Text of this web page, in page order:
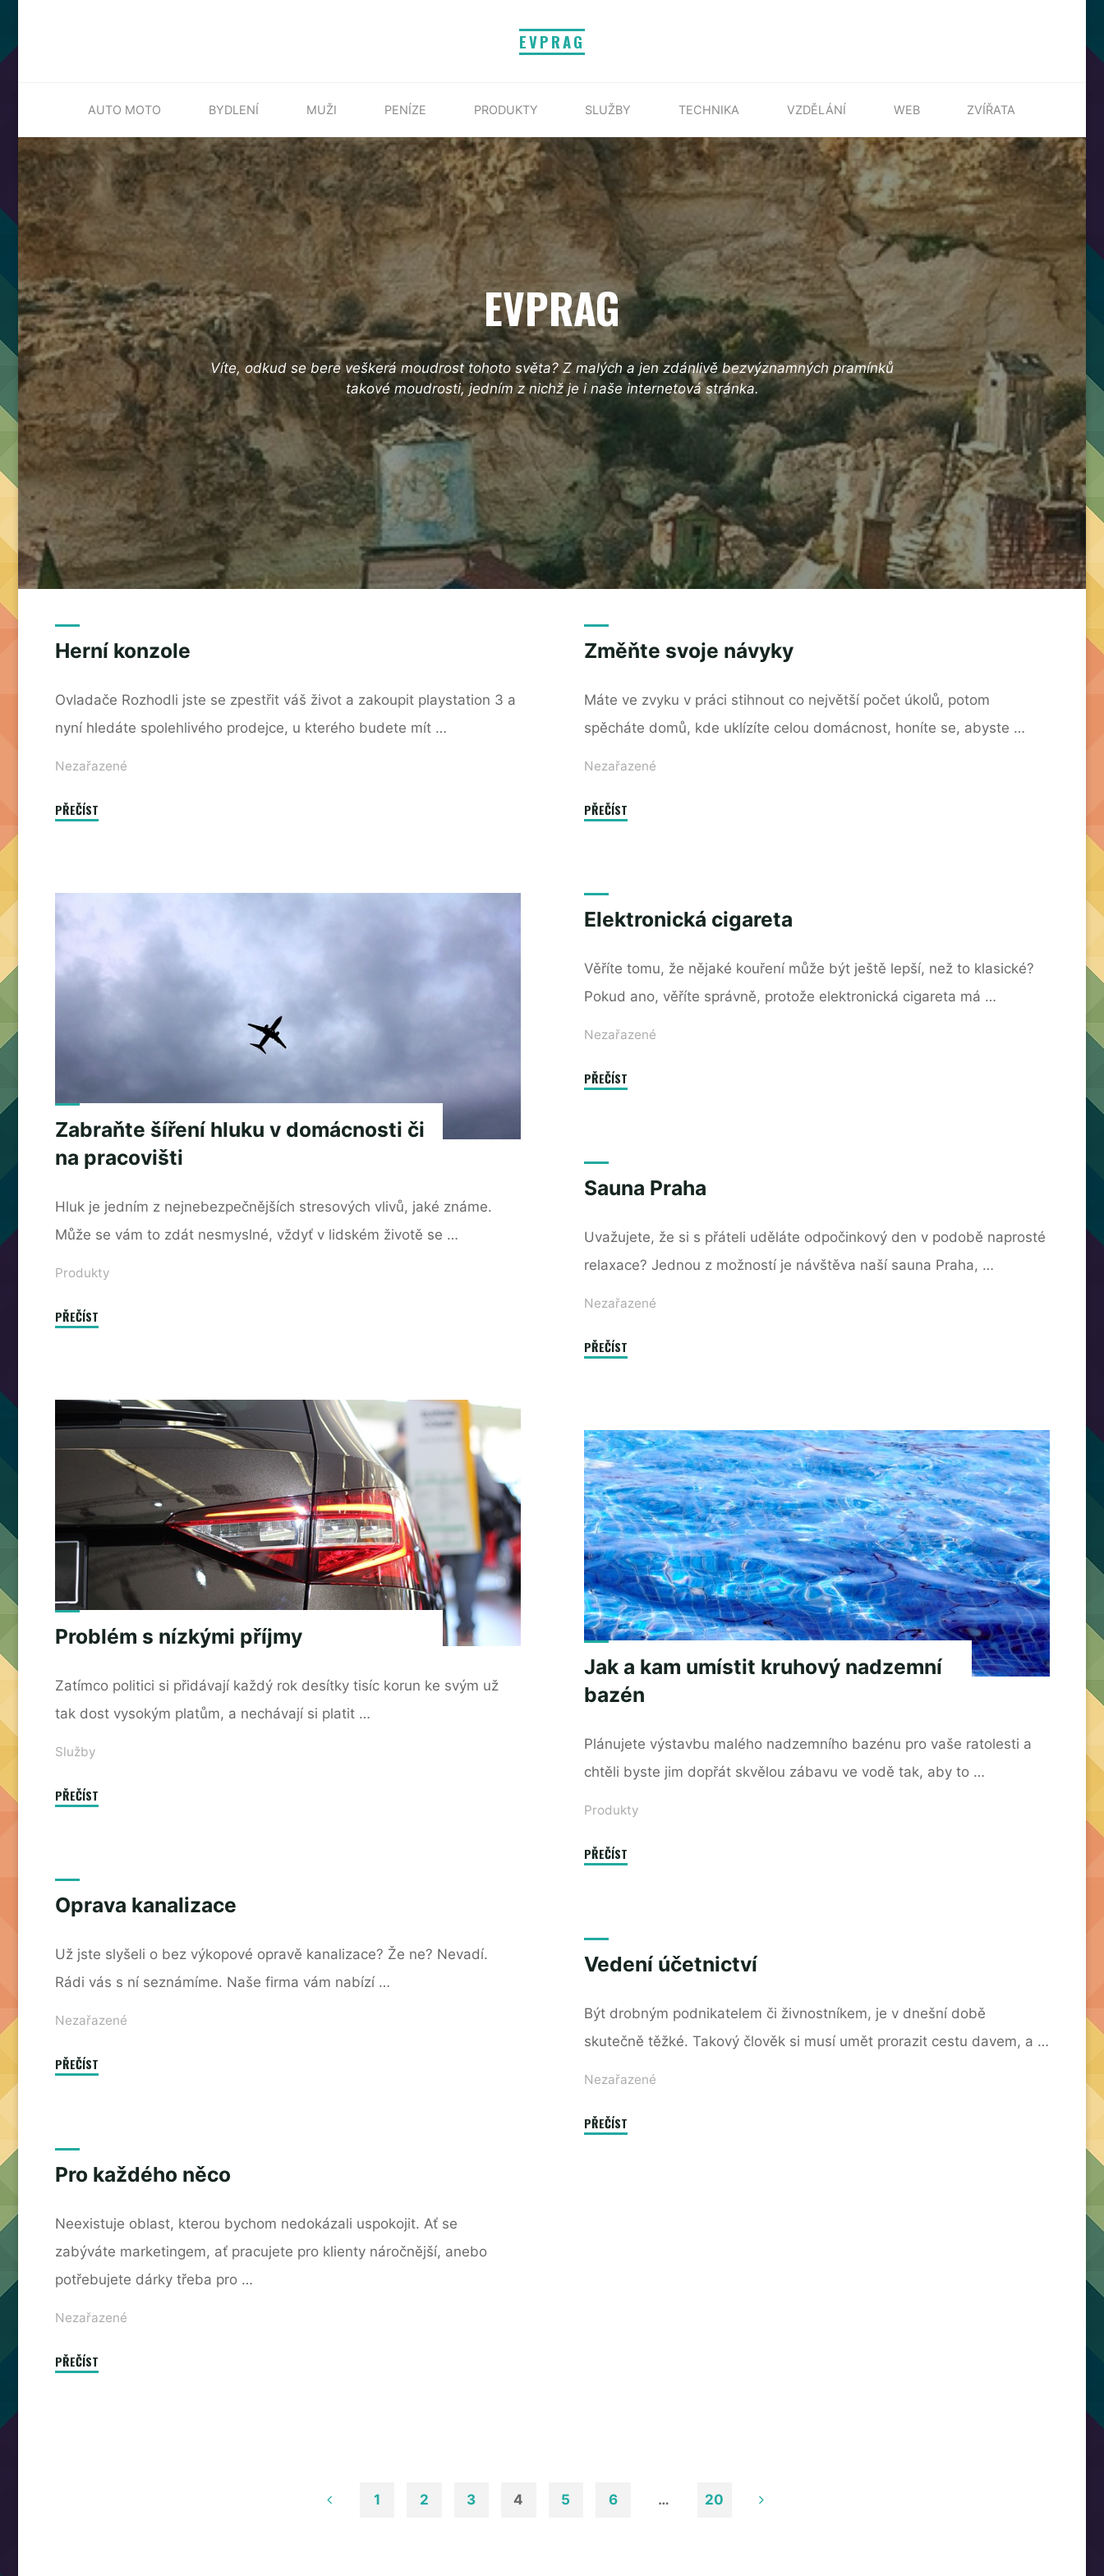
EVPRAG
Skip
to
content
AUTO MOTO BYDLENÍ MUŽI PENÍZE PRODUKTY SLUŽBY TECHNIKA VZDĚLÁNÍ WEB ZVÍŘATA
EVPRAG
Víte, odkud se bere veškerá moudrost tohoto světa? Z malých a jen zdánlivě bezvýznamných pramínků
takové moudrosti, jedním z nichž je i naše internetová stránka.
Herní konzole
Ovladače Rozhodli jste se zpestřit váš život a zakoupit playstation 3 a
nyní hledáte spolehlivého prodejce, u kterého budete mít …
Nezařazené
PŘEČÍST"Herní
Změňte svoje návyky
Máte ve zvyku v práci stihnout co největší počet úkolů, potom
spěcháte domů, kde uklízíte celou domácnost, honíte se, abyste …
Nezařazené
PŘEČÍST"Změňte
Zabraňte šíření hluku v domácnosti či
na pracovišti
Hluk je jedním z nejnebezpečnějších stresových vlivů, jaké známe.
Může se vám to zdát nesmyslné, vždyť v lidském životě se …
Produkty
PŘEČÍST"Zabraňte
domácnosti
či
na
pracovišti"
Elektronická cigareta
Věříte tomu, že nějaké kouření může být ještě lepší, než to klasické?
Pokud ano, věříte správně, protože elektronická cigareta má …
Nezařazené
PŘEČÍST"Elektronická
Sauna Praha
Uvažujete, že si s přáteli uděláte odpočinkový den v podobě naprosté
relaxace? Jednou z možností je návštěva naší sauna Praha, …
Nezařazené
PŘEČÍST"Sauna
Problém s nízkými příjmy
Zatímco politici si přidávají každý rok desítky tisíc korun ke svým už
tak dost vysokým platům, a nechávají si platit …
Služby
PŘEČÍST"Problém
Jak a kam umístit kruhový nadzemní
bazén
Plánujete výstavbu malého nadzemního bazénu pro vaše ratolesti a
chtěli byste jim dopřát skvělou zábavu ve vodě tak, aby to …
Produkty
PŘEČÍST"Jak
nadzemní
Oprava kanalizace
Už jste slyšeli o bez výkopové opravě kanalizace? Že ne? Nevadí.
Rádi vás s ní seznámíme. Naše firma vám nabízí …
Nezařazené
PŘEČÍST"Oprava
Vedení účetnictví
Být drobným podnikatelem či živnostníkem, je v dnešní době
skutečně těžké. Takový člověk si musí umět prorazit cestu davem, a …
Nezařazené
PŘEČÍST"Vedení
Pro každého něco
Neexistuje oblast, kterou bychom nedokázali uspokojit. Ať se
zabýváte marketingem, ať pracujete pro klienty náročnější, anebo
potřebujete dárky třeba pro …
Nezařazené
PŘEČÍST"Pro
1 2 3 4 5 6 … 20